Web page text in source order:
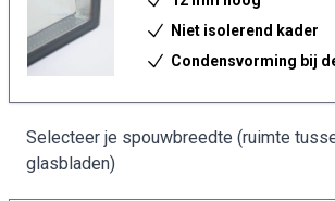
Niet isolerend kader
Condensvorming bij
Selecteer je spouwbreedte (ruimte
glasbladen)